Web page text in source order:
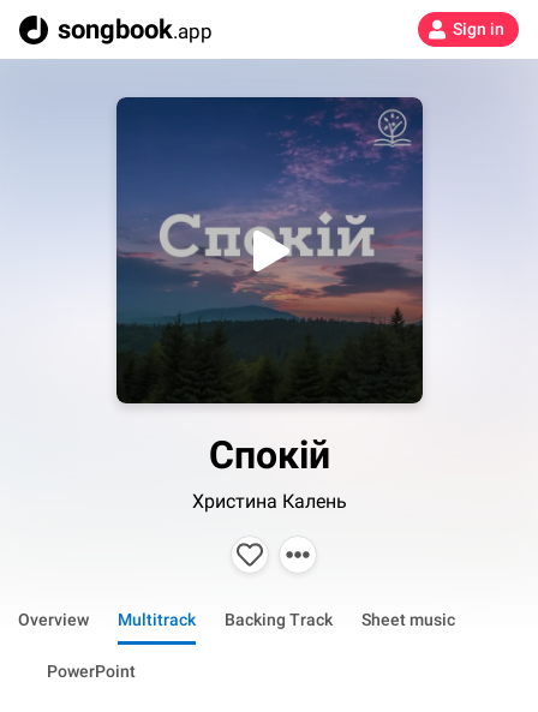
songbook.app Sign in
Спокій
Христина Калень
Overview Multitrack Backing Track Sheet music
PowerPoint